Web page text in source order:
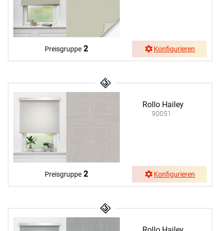
Preisgruppe 2 Konfigurieren
Rollo Hailey
90051
Preisgruppe 2 Konfigurieren